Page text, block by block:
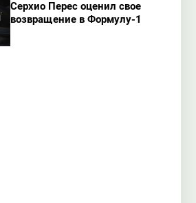
Серхио Перес оценил свое
возвращение в Формулу-1